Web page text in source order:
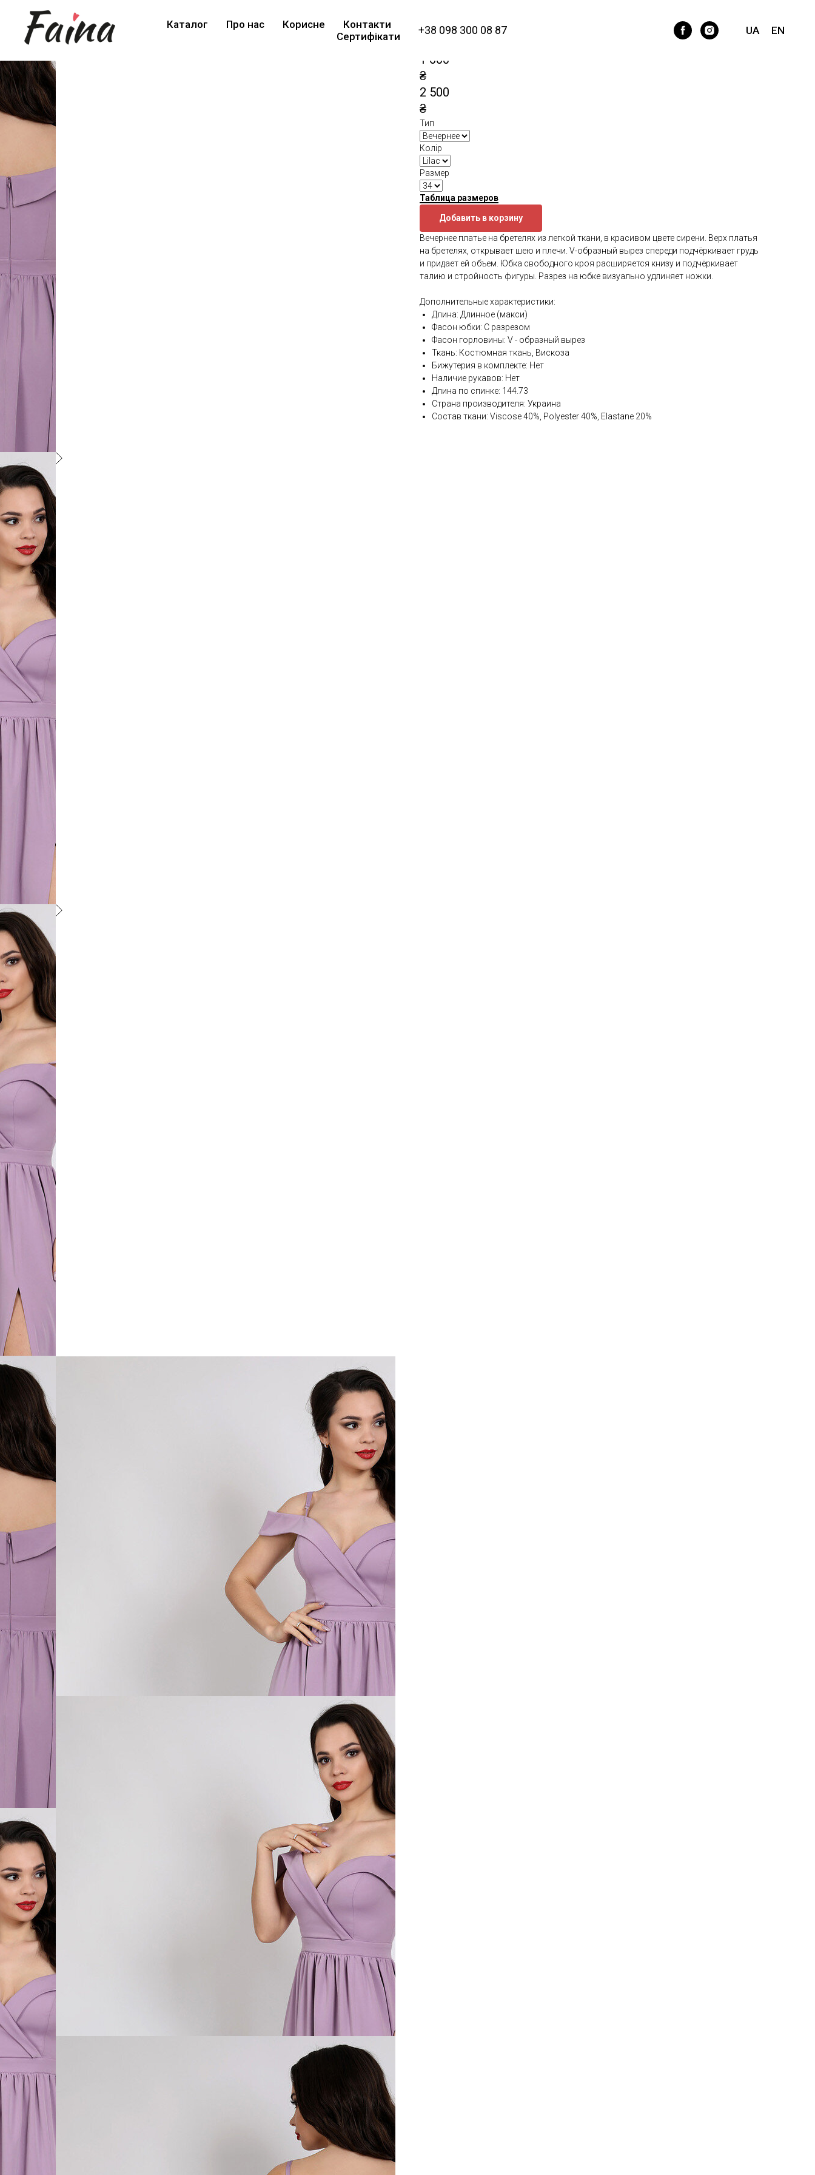
Каталог Про нас Корисне
Контакти
Сертифікати
+38 098 300 08 87 UA EN
Lilac
1 600
₴
2 500
₴
Тип
Колір
Размер
Таблица размеров
Добавить в корзину
Вечернее платье на бретелях из легкой ткани, в красивом цвете сирени. Верх платья
на бретелях, открывает шею и плечи. V-образный вырез спереди подчёркивает грудь
и придает ей объем. Юбка свободного кроя расширяется книзу и подчёркивает
талию и стройность фигуры. Разрез на юбке визуально удлиняет ножки.
Дополнительные характеристики:
Длина: Длинное (макси)
Фасон юбки: С разрезом
Фасон горловины: V - образный вырез
Ткань: Костюмная ткань, Вискоза
Бижутерия в комплекте: Нет
Наличие рукавов: Нет
Длина по спинке: 144.73
Страна производителя: Украина
Состав ткани: Viscose 40%, Polyester 40%, Elastane 20%